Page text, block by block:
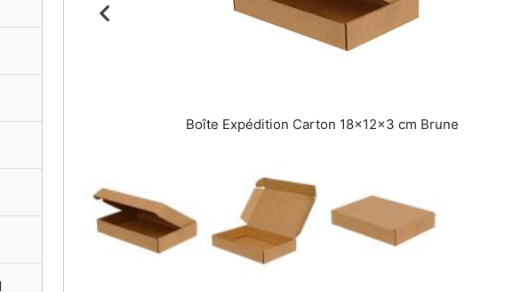
Boîte Expédition Carton 18x12x3 cm Brune